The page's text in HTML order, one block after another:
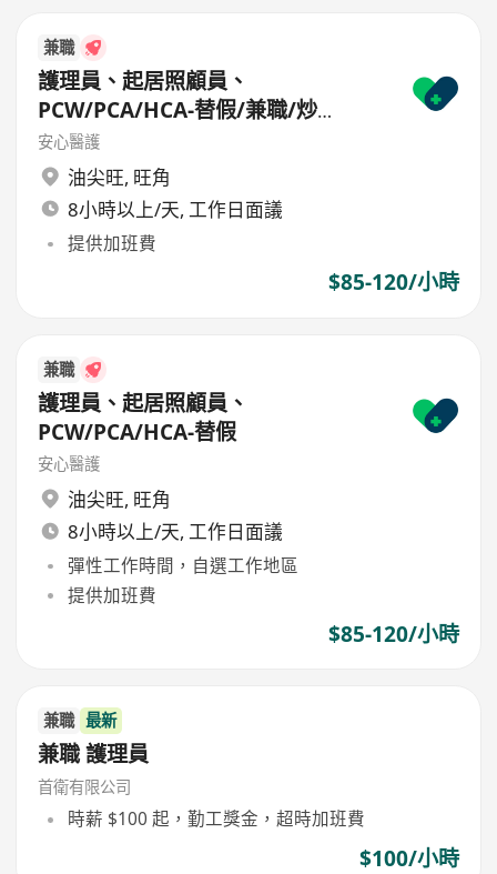
兼職
護理員、起居照顧員、
PCW/PCA/HCA-替假/兼職/炒
散/freelance/parttime
安心醫護
油尖旺, 旺角
8小時以上/天, 工作日面議
提供加班費
$85-120/小時
兼職
護理員、起居照顧員、
PCW/PCA/HCA-替假
安心醫護
油尖旺, 旺角
8小時以上/天, 工作日面議
彈性工作時間，自選工作地區
提供加班費
$85-120/小時
兼職 最新
兼職 護理員
首衛有限公司
時薪 $100 起，勤工獎金，超時加班費
$100/小時